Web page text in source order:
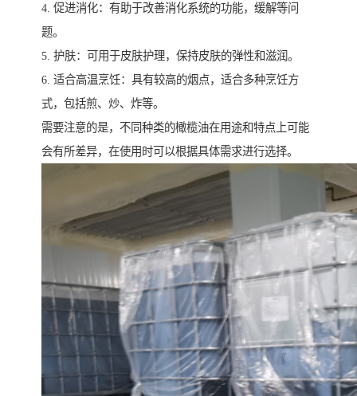
4. 促进消化：有助于改善消化系统的功能，缓解等问
题。
5. 护肤：可用于皮肤护理，保持皮肤的弹性和滋润。
6. 适合高温烹饪：具有较高的烟点，适合多种烹饪方
式，包括煎、炒、炸等。
需要注意的是，不同种类的橄榄油在用途和特点上可能
会有所差异，在使用时可以根据具体需求进行选择。